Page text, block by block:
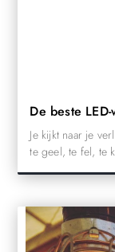
De beste
Je kijkt naar je
te geel, te fel, te